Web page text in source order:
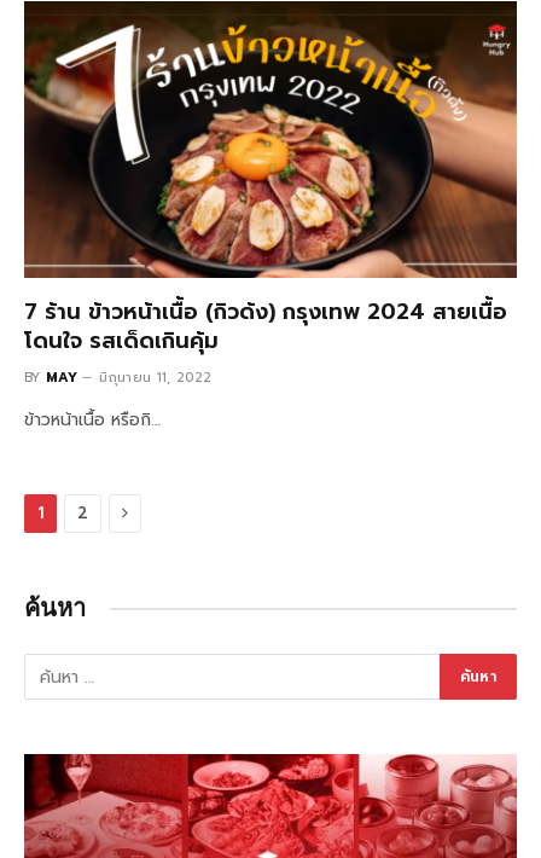
7 ร้าน ข้าวหน้าเนื้อ (กิวด้ง) กรุงเทพ 2024 สายเนื้อ
โดนใจ รสเด็ดเกินคุ้ม
BY MAY มิถุนายน 11, 2022
ข้าวหน้าเนื้อ หรือกิ…
1 2 Next
ค้นหา